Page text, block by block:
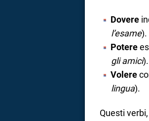
Dovere
l’esame).
Potere
gli amici).
Volere
lingua).
Questi